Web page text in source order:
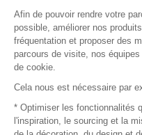
© 2016 –
Afin de pouvoir rendre votre
possible, améliorer nos
fréquentation et proposer des
parcours de visite, nos
de cookie.
Cela nous est nécessaire par
* Optimiser les fonctionnalités
l'inspiration, le sourcing et la